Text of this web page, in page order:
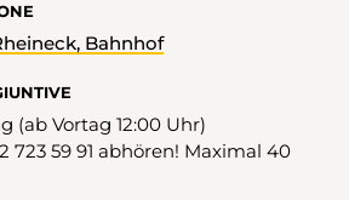
15h56 Rheineck, Bahnhof
(ab Vortag 12:00 Uhr)
723 59 91 abhören! Maximal 40